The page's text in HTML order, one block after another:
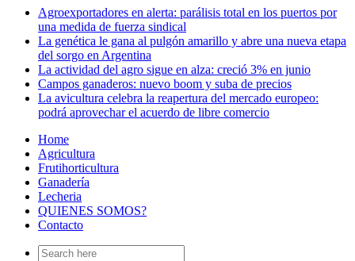
Agroexportadores en alerta: parálisis total en los puertos por
una medida de fuerza sindical
La genética le gana al pulgón amarillo y abre una nueva etapa
del sorgo en Argentina
La actividad del agro sigue en alza: creció 3% en junio
Campos ganaderos: nuevo boom y suba de precios
La avicultura celebra la reapertura del mercado europeo:
podrá aprovechar el acuerdo de libre comercio
Home
Agricultura
Frutihorticultura
Ganadería
Lecheria
QUIENES SOMOS?
Contacto
Search